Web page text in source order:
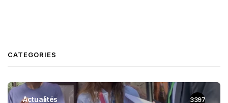
CATEGORIES
Actualités 3397